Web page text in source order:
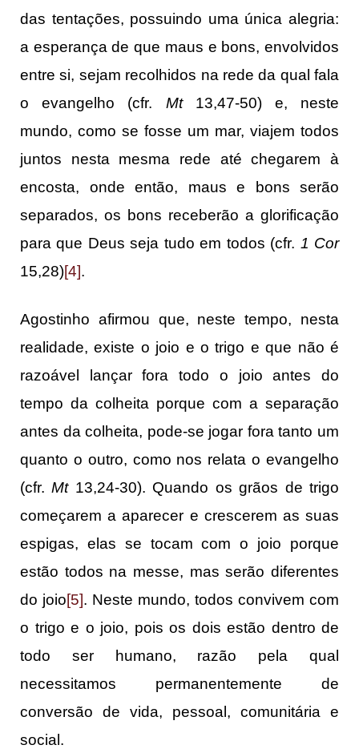
das tentações, possuindo uma única alegria:
a esperança de que maus e bons, envolvidos
entre si, sejam recolhidos na rede da qual fala
o evangelho (cfr. Mt 13,47-50) e, neste
mundo, como se fosse um mar, viajem todos
juntos nesta mesma rede até chegarem à
encosta, onde então, maus e bons serão
separados, os bons receberão a glorificação
para que Deus seja tudo em todos (cfr. 1 Cor
15,28)[4].
Agostinho afirmou que, neste tempo, nesta
realidade, existe o joio e o trigo e que não é
razoável lançar fora todo o joio antes do
tempo da colheita porque com a separação
antes da colheita, pode-se jogar fora tanto um
quanto o outro, como nos relata o evangelho
(cfr.Mt13,24-30). Quando os grãos de trigo
começarem a aparecer e crescerem as suas
espigas, elas se tocam com o joio porque
estão todos na messe, mas serão diferentes
do joio[5]. Neste mundo, todos convivem com
o trigo e o joio, pois os dois estão dentro de
todo ser humano, razão pela qual
necessitamos permanentemente de
conversão de vida, pessoal, comunitária e
social.